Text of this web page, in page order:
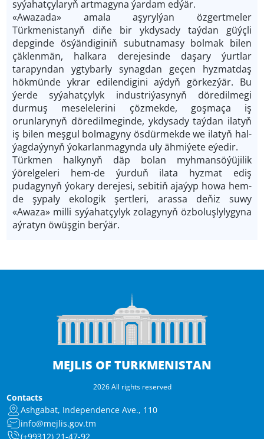
syýahatçylaryň artmagyna ýardam edýär.
«Awazada» amala aşyrylýan özgertmeler
Türkmenistanyň diňe bir ykdysady taýdan güýçli
depginde ösýändiginiň subutnamasy bolmak bilen
çäklenmän, halkara derejesinde daşary ýurtlar
tarapyndan ygtybarly synagdan geçen hyzmatdaş
hökmünde ykrar edilendigini aýdyň görkezýär. Bu
ýerde syýahatçylyk industriýasynyň döredilmegi
durmuş meselelerini çözmekde, goşmaça iş
orunlarynyň döredilmeginde, ykdysady taýdan ilatyň
iş bilen meşgul bolmagyny ösdürmekde we ilatyň hal-
ýagdaýynyň ýokarlanmagynda uly ähmiýete eýedir.
Türkmen halkynyň däp bolan myhmansöýüjilik
ýörelgeleri hem-de ýurduň ilata hyzmat ediş
pudagynyň ýokary derejesi, sebitiň ajaýyp howa hem-
de şypaly ekologik şertleri, arassa deňiz suwy
«Awaza» milli syýahatçylyk zolagynyň özboluşlylygyna
aýratyn öwüşgin berýär.
MEJLIS OF TURKMENISTAN
2026 All rights reserved
Contacts
Ashgabat, Independence Ave., 110
info@mejlis.gov.tm
(+99312) 21-47-92